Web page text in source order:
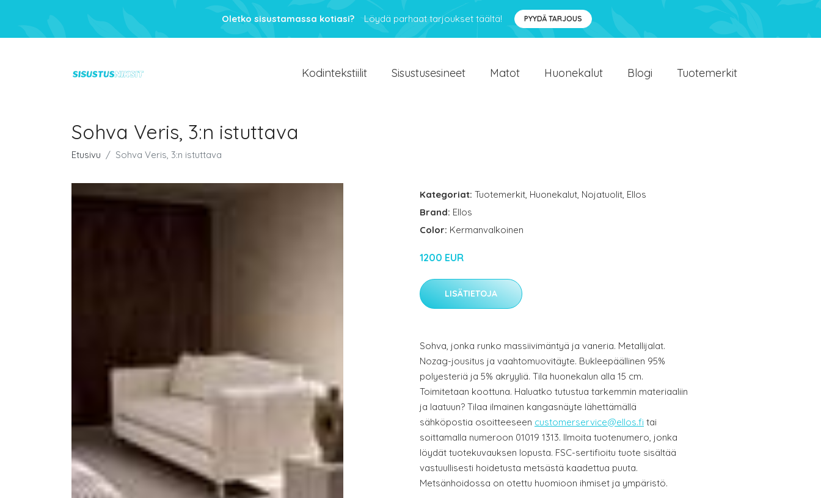
Oletko sisustamassa kotiasi? Löydä parhaat tarjoukset täältä! PYYDÄ TARJOUS
Kodintekstiilit Sisustusesineet Matot Huonekalut Blogi Tuotemerkit
Sohva Veris, 3:n istuttava
Etusivu Sohva Veris, 3:n istuttava
Kategoriat: Tuotemerkit, Huonekalut, Nojatuolit, Ellos
Brand: Ellos
Color: Kermanvalkoinen
1200 EUR
LISÄTIETOJA
Sohva, jonka runko massiivimäntyä ja vaneria. Metallijalat.
Nozag-jousitus ja vaahtomuovitäyte. Bukleepäällinen 95%
polyesteriä ja 5% akryyliä. Tila huonekalun alla 15 cm.
Toimitetaan koottuna. Haluatko tutustua tarkemmin materiaaliin
ja laatuun? Tilaa ilmainen kangasnäyte lähettämällä
sähköpostia osoitteeseen customerservice@ellos.fi tai
soittamalla numeroon 01019 1313. Ilmoita tuotenumero, jonka
löydät tuotekuvauksen lopusta. FSC-sertifioitu tuote sisältää
vastuullisesti hoidetusta metsästä kaadettua puuta.
Metsänhoidossa on otettu huomioon ihmiset ja ympäristö.